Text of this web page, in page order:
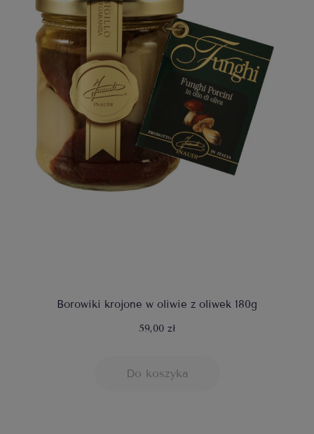
Borowiki krojone w oliwie z oliwek 180g
59,00 zł
Do koszyka